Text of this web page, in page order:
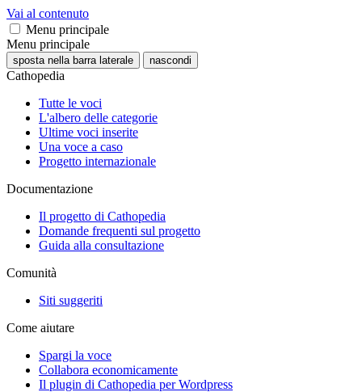
Vai al contenuto
Menu principale
Menu principale
sposta nella barra laterale nascondi
Cathopedia
Tutte le voci
L'albero delle categorie
Ultime voci inserite
Una voce a caso
Progetto internazionale
Documentazione
Il progetto di Cathopedia
Domande frequenti sul progetto
Guida alla consultazione
Comunità
Siti suggeriti
Come aiutare
Spargi la voce
Collabora economicamente
Il plugin di Cathopedia per Wordpress